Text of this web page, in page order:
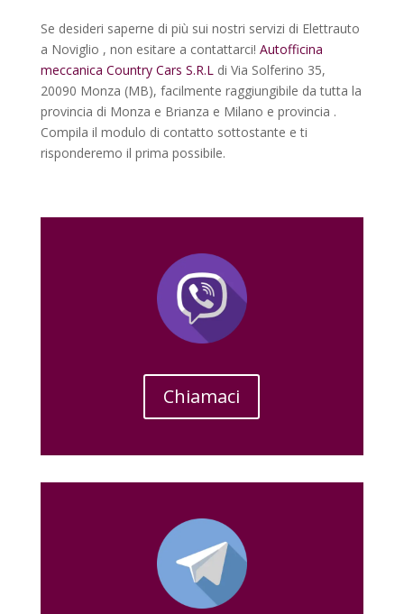
Se desideri saperne di più sui nostri servizi di Elettrauto
a Noviglio , non esitare a contattarci! Autofficina
meccanica Country Cars S.R.Ldi Via Solferino 35,
20090 Monza (MB), facilmente raggiungibile da tutta la
provincia di Monza e Brianza e Milano e provincia .
Compila il modulo di contatto sottostante e ti
risponderemo il prima possibile.
Chiamaci